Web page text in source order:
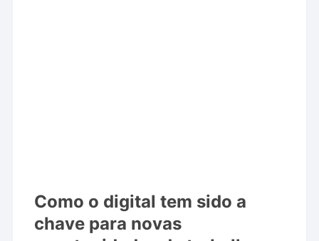
Como o digital tem sido a
chave para novas